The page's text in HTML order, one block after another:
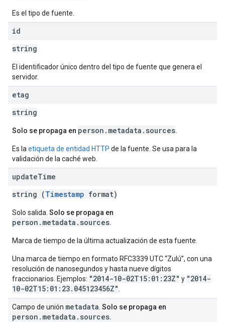
Es el tipo de fuente.
id
string
El identificador único dentro del tipo de fuente que genera el
servidor.
etag
string
Solo se propaga en person.metadata.sources.
Es la etiqueta de entidad HTTP de la fuente. Se usa para la
validación de la caché web.
updateTime
string (Timestamp format)
Solo salida. Solo se propaga en
person.metadata.sources.
Marca de tiempo de la última actualización de esta fuente.
Una marca de tiempo en formato RFC3339 UTC “Zulú”, con una
resolución de nanosegundos y hasta nueve dígitos
fraccionarios. Ejemplos: "2014-10-02T15:01:23Z" y "2014-
10-02T15:01:23.045123456Z"
Campo de unión metadata Solo se propaga en
person.metadata.sources.